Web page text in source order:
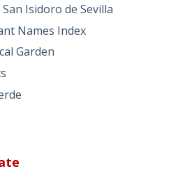
Isidoro de Sevilla
Names Index
Garden